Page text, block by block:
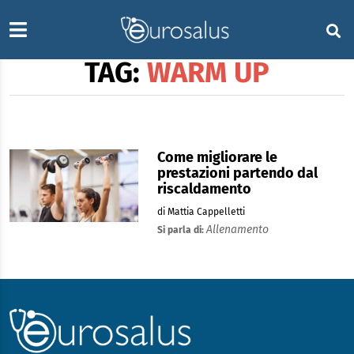
TAG: WARM UP
Come migliorare le
prestazioni partendo dal
riscaldamento
di Mattia Cappelletti
Si parla di:Allenamento